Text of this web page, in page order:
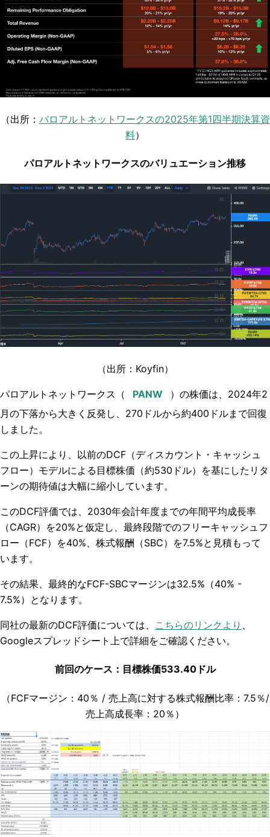
（出所： パロアルトネットワークスの2025年第1四半期決算資
料）
パロアルトネットワークスのバリュエーション推移
（出所：Koyfin）
パロアルトネットワークス（
）の株価は、2024年2
月の下落から大きく反発し、270ドルから約400ドルまで回復
しました。
この上昇により、以前のDCF（ディスカウント・キャッシュ
フロー）モデルによる目標株価（約530ドル）を基にしたリタ
ーンの期待値は大幅に縮小しています。
このDCF評価では、2030年会計年度までの年間平均成長率
（CAGR）を20%と仮定し、最終段階でのフリーキャッシュフ
ロー（FCF）を40%、株式報酬（SBC）を7.5%と見積もって
います。
その結果、最終的なFCF-SBCマージンは32.5%（40% -
7.5%）となります。
同社の最新のDCF評価については、 こちらのリンクより 、
Googleスプレッドシート上で詳細をご確認ください。
前回のケース：目標株価533.40ドル
（FCFマージン：40％ / 売上高に対する株式報酬比率：7.5％/
売上高成長率：20％）